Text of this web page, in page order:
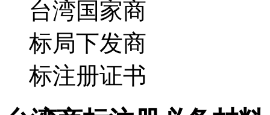
台湾国家商
标局下发商
标注册证书